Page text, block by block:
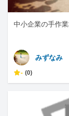
中小企業の手作
みずなみ
- (0)